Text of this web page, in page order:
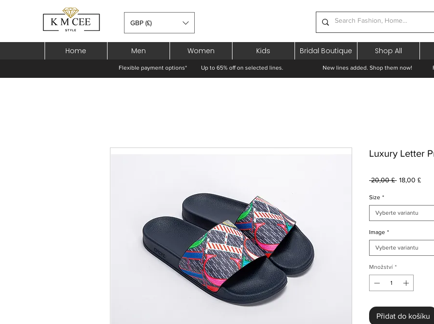
GBP (£)
Home Men Women Kids Bridal Boutique Shop All
Flexible payment options* Up to 65% off on selected lines. New lines added. Shop them now!
Luxury Letter
20,00 £ Běžná
18,00 £
Size *
Vyberte variantu
Image *
Vyberte variantu
Množství *
Přidat do košíku